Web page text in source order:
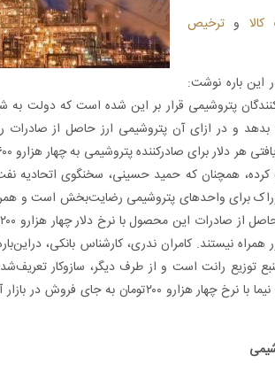
و ترخیص
این باره نوشت:
پتروشیمی قرار بر این شده است که دولت
نرخ دلار سه هزارو ۸۰۰تومانی بدهد و در ازای آن پتروشیمی ارز حاصل از
همچنان که حمید حسینی، سخنگوی اتحادیه
برای واحدهای پتروشیمی رضایت‌بخش است و
همراه نیستند. کامران ندری، کارشناس بانکی،
توزیع رانت است و از طرف دیگر، سازوکار
صادرکنندگان برای ارائه ارز خود در سامانه نیما با نرخ چهار هزارو